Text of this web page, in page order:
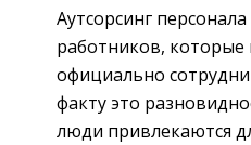
Аутсорсинг
работников, которые
официально
факту это
люди привлекаются